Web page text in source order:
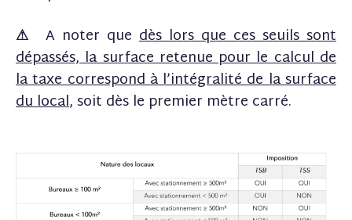
⚠ A noter que dès lors que ces seuils sont
dépassés, la surface retenue pour le calcul de
la taxe correspond à l’intégralité de la surface
du local, soit dès le premier mètre carré.